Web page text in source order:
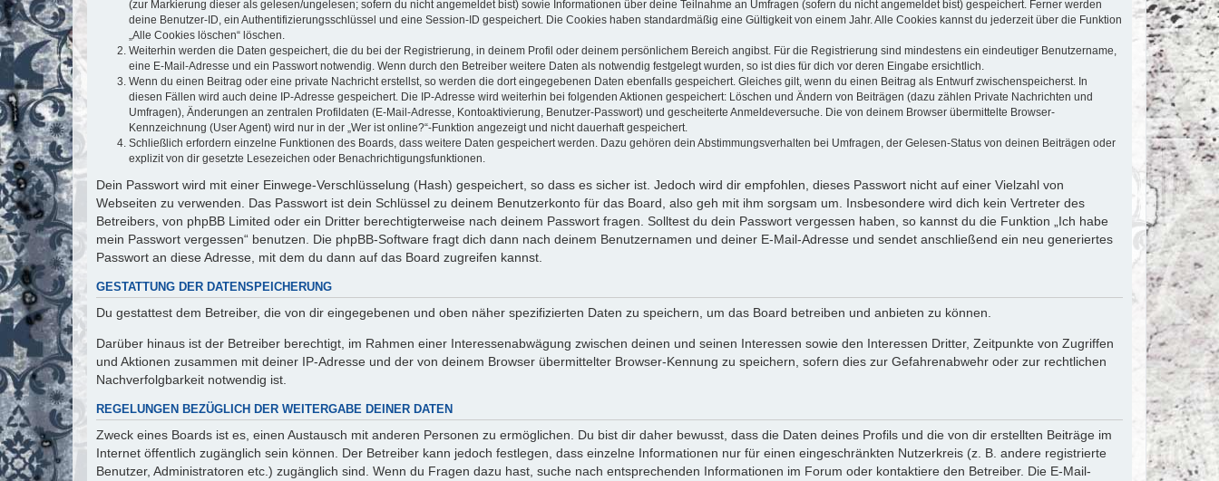
(zur Markierung dieser als gelesen/ungelesen; sofern du nicht angemeldet bist) sowie Informationen über deine Teilnahme an Umfragen (sofern du nicht angemeldet bist) gespeichert. Ferner werden
deine Benutzer-ID, ein Authentifizierungsschlüssel und eine Session-ID gespeichert. Die Cookies haben standardmäßig eine Gültigkeit von einem Jahr. Alle Cookies kannst du jederzeit über die Funktion
„Alle Cookies löschen“ löschen.
Weiterhin werden die Daten gespeichert, die du bei der Registrierung, in deinem Profil oder deinem persönlichem Bereich angibst. Für die Registrierung sind mindestens ein eindeutiger Benutzername,
eine E-Mail-Adresse und ein Passwort notwendig. Wenn durch den Betreiber weitere Daten als notwendig festgelegt wurden, so ist dies für dich vor deren Eingabe ersichtlich.
Wenn du einen Beitrag oder eine private Nachricht erstellst, so werden die dort eingegebenen Daten ebenfalls gespeichert. Gleiches gilt, wenn du einen Beitrag als Entwurf zwischenspeicherst. In
diesen Fällen wird auch deine IP-Adresse gespeichert. Die IP-Adresse wird weiterhin bei folgenden Aktionen gespeichert: Löschen und Ändern von Beiträgen (dazu zählen Private Nachrichten und
Umfragen), Änderungen an zentralen Profildaten (E-Mail-Adresse, Kontoaktivierung, Benutzer-Passwort) und gescheiterte Anmeldeversuche. Die von deinem Browser übermittelte Browser-
Kennzeichnung (User Agent) wird nur in der „Wer ist online?“-Funktion angezeigt und nicht dauerhaft gespeichert.
Schließlich erfordern einzelne Funktionen des Boards, dass weitere Daten gespeichert werden. Dazu gehören dein Abstimmungsverhalten bei Umfragen, der Gelesen-Status von deinen Beiträgen oder
explizit von dir gesetzte Lesezeichen oder Benachrichtigungsfunktionen.
Dein Passwort wird mit einer Einwege-Verschlüsselung (Hash) gespeichert, so dass es sicher ist. Jedoch wird dir empfohlen, dieses Passwort nicht auf einer Vielzahl von
Webseiten zu verwenden. Das Passwort ist dein Schlüssel zu deinem Benutzerkonto für das Board, also geh mit ihm sorgsam um. Insbesondere wird dich kein Vertreter des
Betreibers, von phpBB Limited oder ein Dritter berechtigterweise nach deinem Passwort fragen. Solltest du dein Passwort vergessen haben, so kannst du die Funktion „Ich habe
mein Passwort vergessen“ benutzen. Die phpBB-Software fragt dich dann nach deinem Benutzernamen und deiner E-Mail-Adresse und sendet anschließend ein neu generiertes
Passwort an diese Adresse, mit dem du dann auf das Board zugreifen kannst.
GESTATTUNG DER DATENSPEICHERUNG
Du gestattest dem Betreiber, die von dir eingegebenen und oben näher spezifizierten Daten zu speichern, um das Board betreiben und anbieten zu können.
Darüber hinaus ist der Betreiber berechtigt, im Rahmen einer Interessenabwägung zwischen deinen und seinen Interessen sowie den Interessen Dritter, Zeitpunkte von Zugriffen
und Aktionen zusammen mit deiner IP-Adresse und der von deinem Browser übermittelter Browser-Kennung zu speichern, sofern dies zur Gefahrenabwehr oder zur rechtlichen
Nachverfolgbarkeit notwendig ist.
REGELUNGEN BEZÜGLICH DER WEITERGABE DEINER DATEN
Zweck eines Boards ist es, einen Austausch mit anderen Personen zu ermöglichen. Du bist dir daher bewusst, dass die Daten deines Profils und die von dir erstellten Beiträge im
Internet öffentlich zugänglich sein können. Der Betreiber kann jedoch festlegen, dass einzelne Informationen nur für einen eingeschränkten Nutzerkreis (z. B. andere registrierte
Benutzer, Administratoren etc.) zugänglich sind. Wenn du Fragen dazu hast, suche nach entsprechenden Informationen im Forum oder kontaktiere den Betreiber. Die E-Mail-